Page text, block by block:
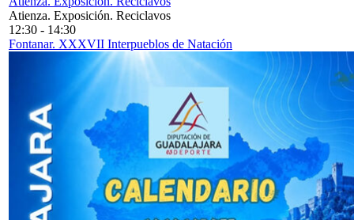
Atienza. Exposición. Reciclavos
12:30 - 14:30
Fontanar. XXXVII Interpueblos de Natación